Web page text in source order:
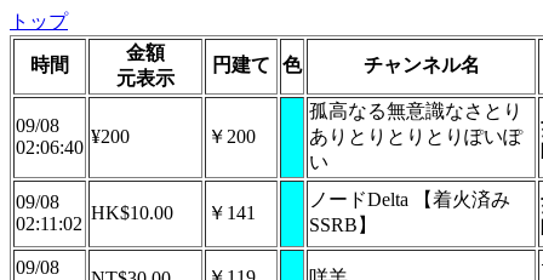
トップ
時間
金額
元表示
円建て 色 チャンネル名
09/08
02:06:40
¥200 ￥200
孤高なる無意識なさとり
ありとりとりとりぽいぽ
い
09/08
02:11:02
HK$10.00 ￥141
ノードDelta 【着火済み
SSRB】
09/08